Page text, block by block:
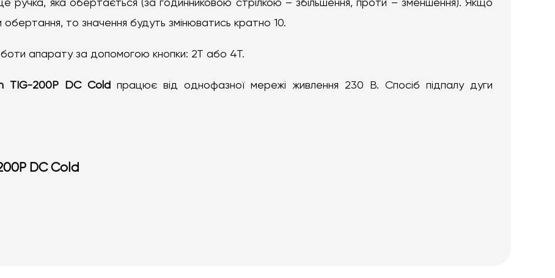
ручка, яка обертається (за годинниковою стрілкою – збільшення, проти – зменшення). Якщо
то значення будуть змінюватись кратно 10.
апарату за допомогою кнопки: 2Т або 4Т.
TIG-200P DC Cold працює від однофазної мережі живлення 230 В. Спосіб підпалу дуги
DC Cold